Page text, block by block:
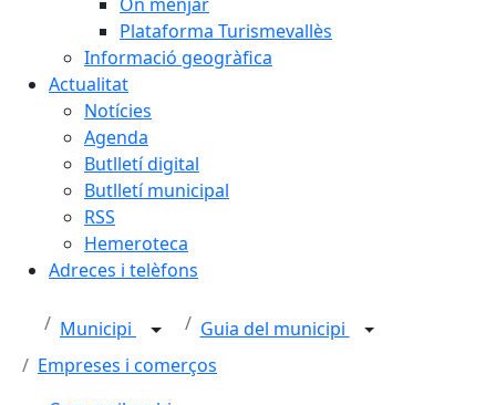
Plataforma Turismevallès
Informació geogràfica
Actualitat
Notícies
Agenda
Butlletí digital
Butlletí municipal
RSS
Hemeroteca
Adreces i telèfons
Municipi
Guia del municipi
Empreses i comerços